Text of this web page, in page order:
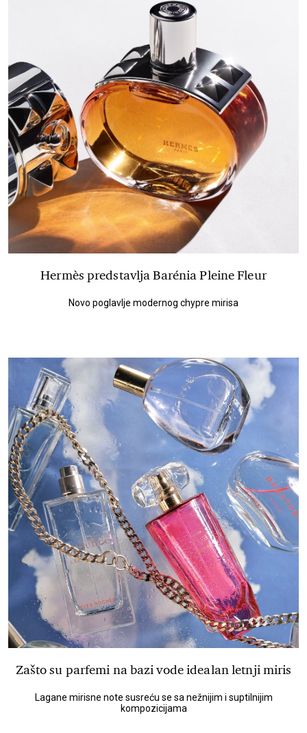
Hermès predstavlja Barénia Pleine Fleur
Novo poglavlje modernog chypre mirisa
Zašto su parfemi na bazi vode idealan letnji miris
Lagane mirisne note susreću se sa nežnijim i suptilnijim
kompozicijama